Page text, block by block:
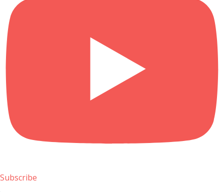
Subscribe